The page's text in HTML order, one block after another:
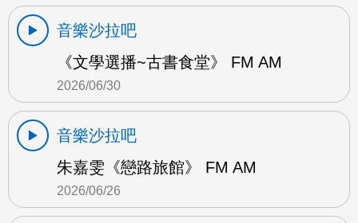
音樂沙拉吧
《文學選播~古書食堂》 FM AM
2026/06/30
音樂沙拉吧
朱嘉雯《戀路旅館》 FM AM
2026/06/26